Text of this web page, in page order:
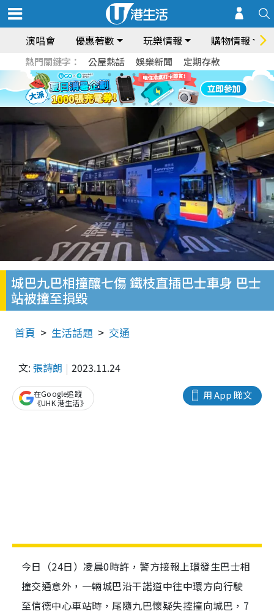
演唱會 優惠著數 玩樂情報 購物情報
熱門關鍵字： 公屋熱話 娛樂新聞 定期存款
城巴九巴相撞釀七傷 鐵枝直插巴士車身 巴士
站被撞至損毀
首頁 生活話題 交通
文: 張詩朗 2023.11.24
用 App 睇文
在Google追蹤
《UHK 港生活》
今日（24日）凌晨0時許，警方接報上環發生巴士相
撞交通意外，一輛城巴沿干諾道中往中環方向行駛
至信德中心車站時，尾隨九巴懷疑失控撞向城巴，7